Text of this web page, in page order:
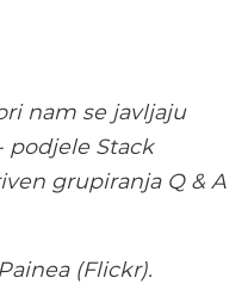
nam se javljaju
podjele Stack
grupiranja Q & A
(Flickr).